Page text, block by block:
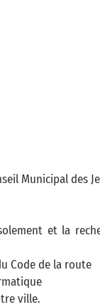
Municipal des
et la
Code de la route
ville.